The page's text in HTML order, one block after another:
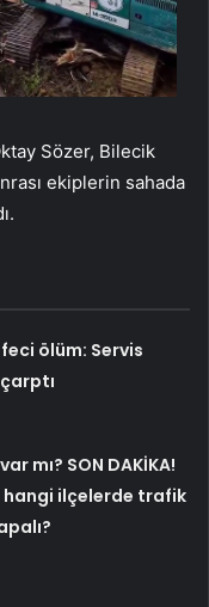
Sözer, Bilecik
ekiplerin sahada
ölüm: Servis
mı? SON DAKİKA!
hangi ilçelerde trafik